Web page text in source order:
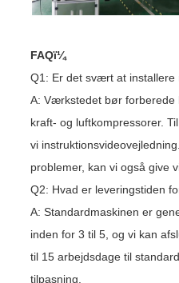
FAQï¼
Q1: Er det svært at installere
A: Værkstedet bør forberede
kraft- og luftkompressorer.
vi
problemer, kan vi også give
Q2: Hvad er leveringstiden
A: Standardmaskinen er
inden for 3 til 5, og vi kan
til 15 arbejdsdage til
tilpasning.